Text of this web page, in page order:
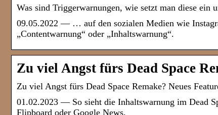
Was sind Triggerwarnungen, wie setzt man diese ein
09.05.2022 — … auf den sozialen Medien wie
„Contentwarnung“ oder „Inhaltswarnung“.
Zu viel Angst fürs Dead Space
Zu viel Angst fürs Dead Space Remake? Neues
01.02.2023 — So sieht die Inhaltswarnung im Dead
Flipboard oder Google News.